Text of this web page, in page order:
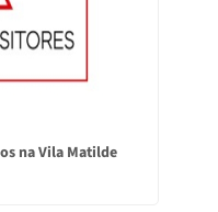
na Vila Matilde